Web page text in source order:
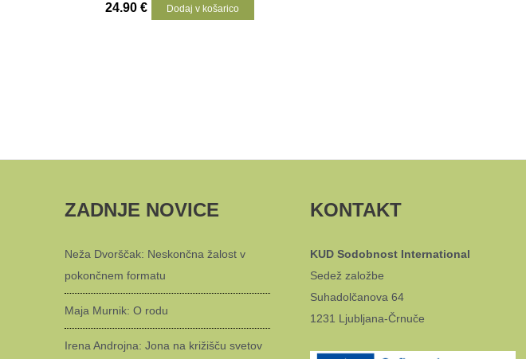
24.90€ Dodaj v košarico
ZADNJE NOVICE
Neža Dvorščak: Neskončna žalost v
pokončnem formatu
Maja Murnik: O rodu
Irena Androjna: Jona na križišču svetov
KONTAKT
KUD Sodobnost International
Sedež založbe
Suhadolčanova 64
1231 Ljubljana-Črnuče